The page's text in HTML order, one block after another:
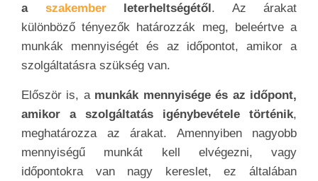
a szakember leterheltségétől. Az árakat
különböző tényezők határozzák meg, beleértve a
munkák mennyiségét és az időpontot, amikor a
szolgáltatásra szükség van.
Először is, a munkák mennyisége és az időpont,
amikor a szolgáltatás igénybevétele történik,
meghatározza az árakat. Amennyiben nagyobb
mennyiségű munkát kell elvégezni, vagy
időpontokra van nagy kereslet, ez általában